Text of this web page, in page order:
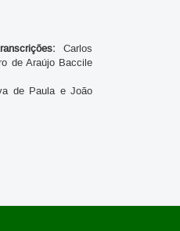
Carlos
de Araújo Baccile
de Paula e João